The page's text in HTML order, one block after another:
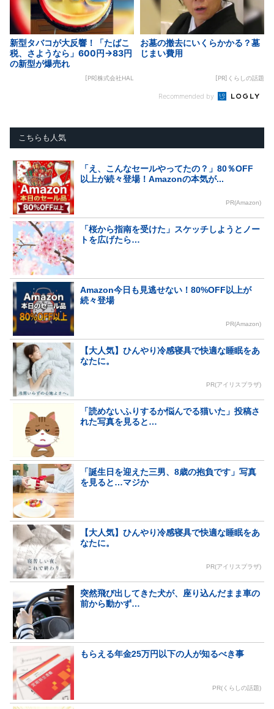
新型タバコが大反響！「たばこ
税、さようなら」600円→83円
の新型が爆売れ
[PR]株式会社HAL
お墓の撤去にいくらかかる？墓
じまい費用
[PR]くらしの話題
Recommended by
こちらも人気
「え、こんなセールやってたの？」80％OFF
以上が続々登場！Amazonの本気が...
PR(Amazon)
「桜から指南を受けた」スケッチしようとノー
トを広げたら…
Amazon今日も見逃せない！80%OFF以上が
続々登場
PR(Amazon)
【大人気】ひんやり冷感寝具で快適な睡眠をあ
なたに。
PR(アイリスプラザ)
「読めないふりするか悩んでる猫いた」投稿さ
れた写真を見ると…
「誕生日を迎えた三男、8歳の抱負です」写真
を見ると…マジか
【大人気】ひんやり冷感寝具で快適な睡眠をあ
なたに。
PR(アイリスプラザ)
突然飛び出してきた犬が、座り込んだまま車の
前から動かず…
もらえる年金25万円以下の人が知るべき事
PR(くらしの話題)